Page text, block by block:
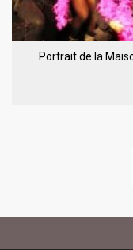
Portrait de la